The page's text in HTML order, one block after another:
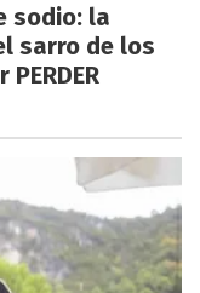
sodio: la
sarro de los